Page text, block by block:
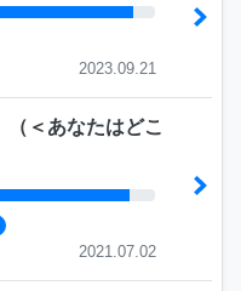
2023.09.21
（ ＜あなたはどこ
2021.07.02